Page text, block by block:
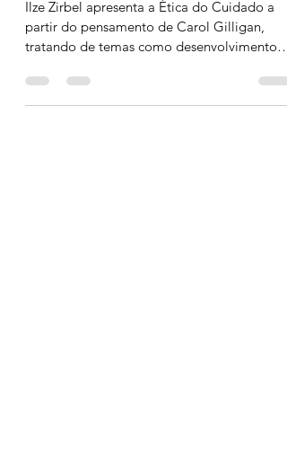
pensadoras agora em nosso canal
Ilze Zirbel apresenta a Ética do Cuidado a
tratando de temas como desenvolvimento
moral,...